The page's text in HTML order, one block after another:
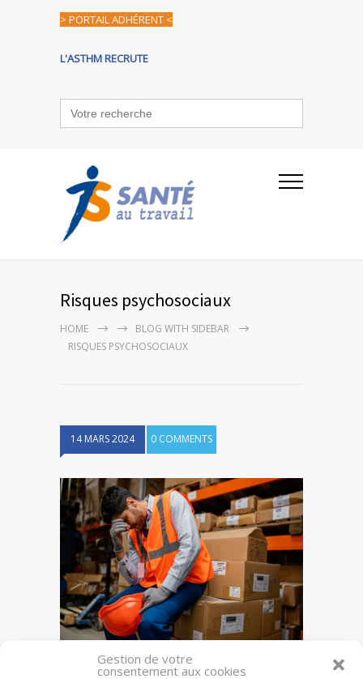
Gestion de votre
consentement aux cookies
> PORTAIL ADHÉRENT <
L'ASTHM RECRUTE
Search
for:
Risques psychosociaux
HOME
BLOG WITH SIDEBAR
RISQUES PSYCHOSOCIAUX
14 MARS 2024 0 COMMENTS
Risques psychosociaux